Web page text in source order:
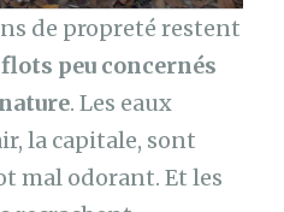
de propreté restent
flots peu concernés
. Les eaux
la capitale, sont
mal odorant. Et les